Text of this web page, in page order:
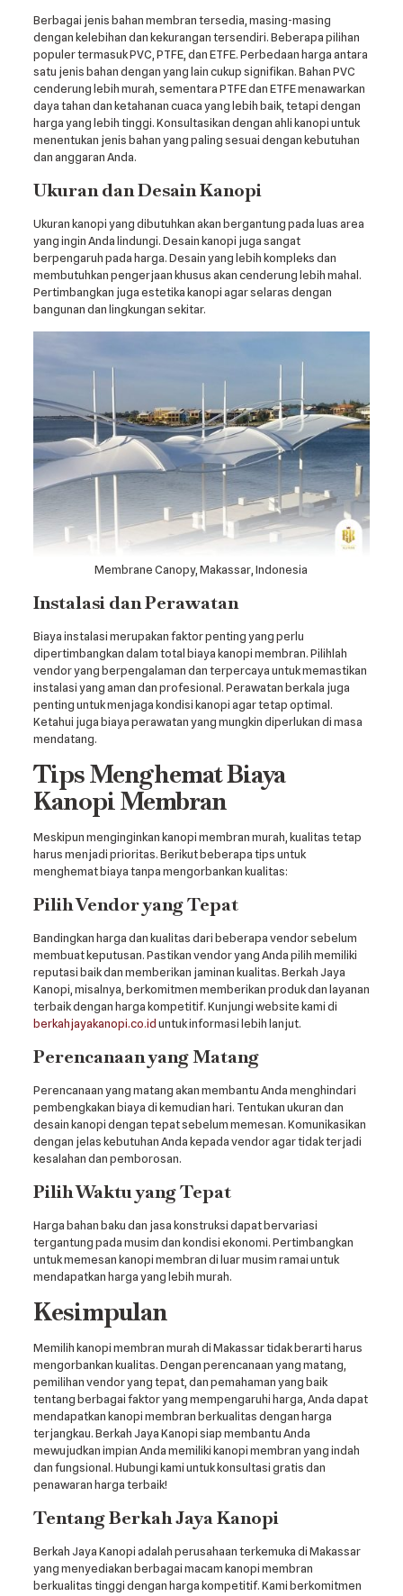
Berbagai jenis bahan membran tersedia, masing-masing
dengan kelebihan dan kekurangan tersendiri. Beberapa pilihan
populer termasuk PVC, PTFE, dan ETFE. Perbedaan harga antara
satu jenis bahan dengan yang lain cukup signifikan. Bahan PVC
cenderung lebih murah, sementara PTFE dan ETFE menawarkan
daya tahan dan ketahanan cuaca yang lebih baik, tetapi dengan
harga yang lebih tinggi. Konsultasikan dengan ahli kanopi untuk
menentukan jenis bahan yang paling sesuai dengan kebutuhan
dan anggaran Anda.
Ukuran dan Desain Kanopi
Ukuran kanopi yang dibutuhkan akan bergantung pada luas area
yang ingin Anda lindungi. Desain kanopi juga sangat
berpengaruh pada harga. Desain yang lebih kompleks dan
membutuhkan pengerjaan khusus akan cenderung lebih mahal.
Pertimbangkan juga estetika kanopi agar selaras dengan
bangunan dan lingkungan sekitar.
Membrane Canopy, Makassar, Indonesia
Instalasi dan Perawatan
Biaya instalasi merupakan faktor penting yang perlu
dipertimbangkan dalam total biaya kanopi membran. Pilihlah
vendor yang berpengalaman dan terpercaya untuk memastikan
instalasi yang aman dan profesional. Perawatan berkala juga
penting untuk menjaga kondisi kanopi agar tetap optimal.
Ketahui juga biaya perawatan yang mungkin diperlukan di masa
mendatang.
Tips Menghemat Biaya
Kanopi Membran
Meskipun menginginkan kanopi membran murah, kualitas tetap
harus menjadi prioritas. Berikut beberapa tips untuk
menghemat biaya tanpa mengorbankan kualitas:
Pilih Vendor yang Tepat
Bandingkan harga dan kualitas dari beberapa vendor sebelum
membuat keputusan. Pastikan vendor yang Anda pilih memiliki
reputasi baik dan memberikan jaminan kualitas. Berkah Jaya
Kanopi, misalnya, berkomitmen memberikan produk dan layanan
terbaik dengan harga kompetitif. Kunjungi website kami di
berkahjayakanopi.co.iduntuk informasi lebih lanjut.
Perencanaan yang Matang
Perencanaan yang matang akan membantu Anda menghindari
pembengkakan biaya di kemudian hari. Tentukan ukuran dan
desain kanopi dengan tepat sebelum memesan. Komunikasikan
dengan jelas kebutuhan Anda kepada vendor agar tidak terjadi
kesalahan dan pemborosan.
Pilih Waktu yang Tepat
Harga bahan baku dan jasa konstruksi dapat bervariasi
tergantung pada musim dan kondisi ekonomi. Pertimbangkan
untuk memesan kanopi membran di luar musim ramai untuk
mendapatkan harga yang lebih murah.
Kesimpulan
Memilih kanopi membran murah di Makassar tidak berarti harus
mengorbankan kualitas. Dengan perencanaan yang matang,
pemilihan vendor yang tepat, dan pemahaman yang baik
tentang berbagai faktor yang mempengaruhi harga, Anda dapat
mendapatkan kanopi membran berkualitas dengan harga
terjangkau. Berkah Jaya Kanopi siap membantu Anda
mewujudkan impian Anda memiliki kanopi membran yang indah
dan fungsional. Hubungi kami untuk konsultasi gratis dan
penawaran harga terbaik!
Tentang Berkah Jaya Kanopi
Berkah Jaya Kanopi adalah perusahaan terkemuka di Makassar
yang menyediakan berbagai macam kanopi membran
berkualitas tinggi dengan harga kompetitif. Kami berkomitmen